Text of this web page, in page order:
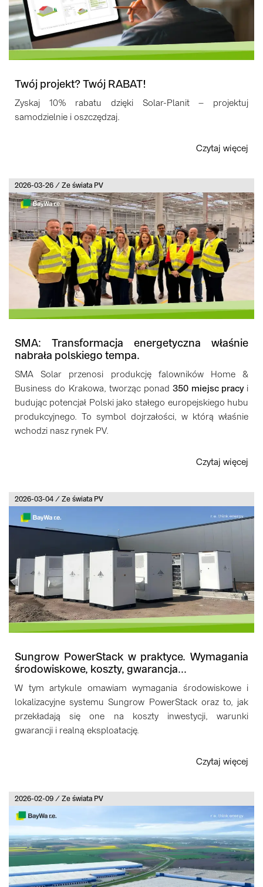
Twój projekt? Twój RABAT!
Zyskaj 10% rabatu dzięki Solar-Planit – projektuj
samodzielnie i oszczędzaj.
Czytaj więcej
2026-03-26 / Ze świata PV
SMA: Transformacja energetyczna właśnie
nabrała polskiego tempa.
SMA Solar przenosi produkcję falowników Home &
Business do Krakowa, tworząc ponad350 miejsc pracy i
budując potencjał Polski jako stałego europejskiego hubu
produkcyjnego. To symbol dojrzałości, w którą właśnie
wchodzi nasz rynek PV.
Czytaj więcej
2026-03-04 / Ze świata PV
Sungrow PowerStack w praktyce. Wymagania
środowiskowe, koszty, gwarancja...
W tym artykule omawiam wymagania środowiskowe i
lokalizacyjne systemu Sungrow PowerStack oraz to, jak
przekładają się one na koszty inwestycji, warunki
gwarancji i realną eksploatację.
Czytaj więcej
2026-02-09 / Ze świata PV